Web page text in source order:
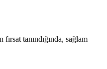
tanındığında, sağlam